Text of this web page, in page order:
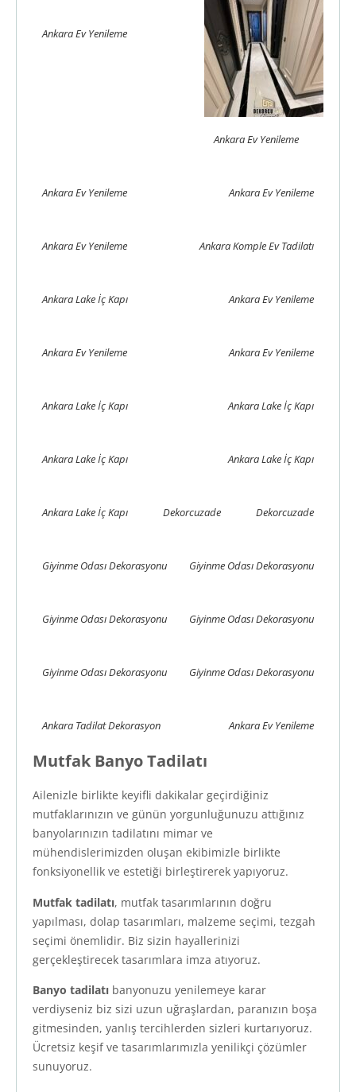
Ankara Ev Yenileme
Ankara Ev Yenileme
Ankara Ev Yenileme Ankara Ev Yenileme
Ankara Ev Yenileme Ankara Komple Ev Tadilatı
Ankara Lake İç Kapı Ankara Ev Yenileme
Ankara Ev Yenileme Ankara Ev Yenileme
Ankara Lake İç Kapı Ankara Lake İç Kapı
Ankara Lake İç Kapı Ankara Lake İç Kapı
Ankara Lake İç Kapı Dekorcuzade Dekorcuzade
Giyinme Odası Dekorasyonu Giyinme Odası Dekorasyonu
Giyinme Odası Dekorasyonu Giyinme Odası Dekorasyonu
Giyinme Odası Dekorasyonu Giyinme Odası Dekorasyonu
Ankara Tadilat Dekorasyon Ankara Ev Yenileme
Mutfak Banyo Tadilatı
Ailenizle birlikte keyifli dakikalar geçirdiğiniz
mutfaklarınızın ve günün yorgunluğunuzu attığınız
banyolarınızın tadilatını mimar ve
mühendislerimizden oluşan ekibimizle birlikte
fonksiyonellik ve estetiği birleştirerek yapıyoruz.
Mutfak tadilatı, mutfak tasarımlarının doğru
yapılması, dolap tasarımları, malzeme seçimi, tezgah
seçimi önemlidir. Biz sizin hayallerinizi
gerçekleştirecek tasarımlara imza atıyoruz.
Banyo tadilatı banyonuzu yenilemeye karar
verdiyseniz biz sizi uzun uğraşlardan, paranızın boşa
gitmesinden, yanlış tercihlerden sizleri kurtarıyoruz.
Ücretsiz keşif ve tasarımlarımızla yenilikçi çözümler
sunuyoruz.